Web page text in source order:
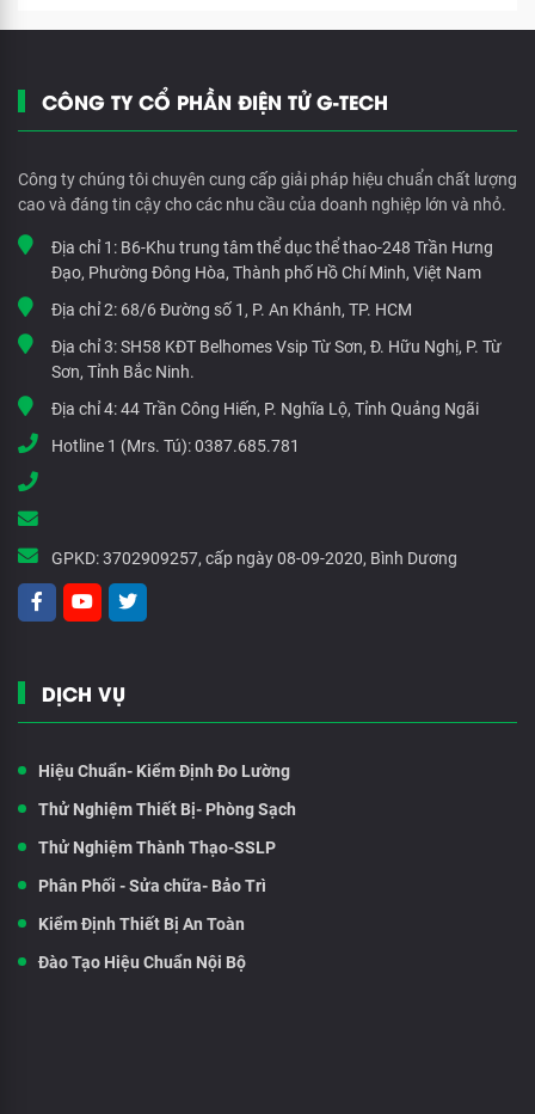
CÔNG TY CỔ PHẦN ĐIỆN TỬ G-TECH
Công ty chúng tôi chuyên cung cấp giải pháp hiệu chuẩn chất lượng
cao và đáng tin cậy cho các nhu cầu của doanh nghiệp lớn và nhỏ.
Địa chỉ 1: B6-Khu trung tâm thể dục thể thao-248 Trần Hưng
Đạo, Phường Đông Hòa, Thành phố Hồ Chí Minh, Việt Nam
Địa chỉ 2: 68/6 Đường số 1, P. An Khánh, TP. HCM
Địa chỉ 3:SH58 KĐT Belhomes Vsip Từ Sơn, Đ. Hữu Nghị, P. Từ
Sơn, Tỉnh Bắc Ninh.
Địa chỉ 4:44 Trần Công Hiến, P. Nghĩa Lộ, Tỉnh Quảng Ngãi
Hotline 1 (Mrs. Tú):0387.685.781
GPKD:3702909257, cấp ngày 08-09-2020, Bình Dương
DỊCH VỤ
Hiệu Chuẩn- Kiểm Định Đo Lường
Thử Nghiệm Thiết Bị- Phòng Sạch
Thử Nghiệm Thành Thạo-SSLP
Phân Phối - Sửa chữa- Bảo Trì
Kiểm Định Thiết Bị An Toàn
Đào Tạo Hiệu Chuẩn Nội Bộ